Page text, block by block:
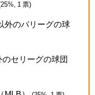
1 票)
外のパリーグの球
セリーグの球団